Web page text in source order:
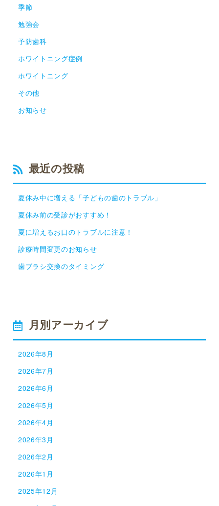
季節
勉強会
予防歯科
ホワイトニング症例
ホワイトニング
その他
お知らせ
最近の投稿
夏休み中に増える「子どもの歯のトラブル」
夏休み前の受診がおすすめ！
夏に増えるお口のトラブルに注意！
診療時間変更のお知らせ
歯ブラシ交換のタイミング
月別アーカイブ
2026年8月
2026年7月
2026年6月
2026年5月
2026年4月
2026年3月
2026年2月
2026年1月
2025年12月